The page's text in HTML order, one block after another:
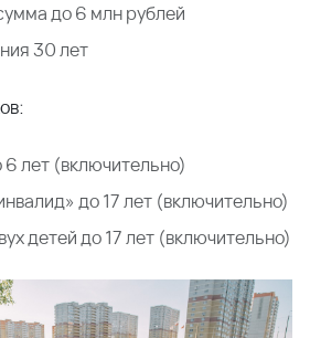
до 6 млн рублей
30 лет
6 лет (включительно)
до 17 лет (включительно)
детей до 17 лет (включительно)